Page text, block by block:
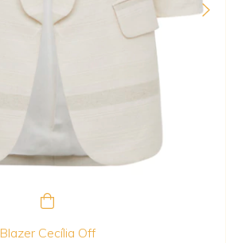
Blazer Cecília Off